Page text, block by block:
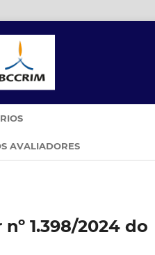
AVALIADORES
1.398/2024 do